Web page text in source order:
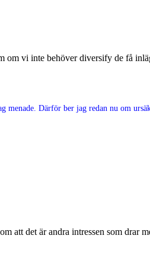
om vi inte behöver diversify de få
Därför ber jag redan nu om
att det är andra intressen som drar